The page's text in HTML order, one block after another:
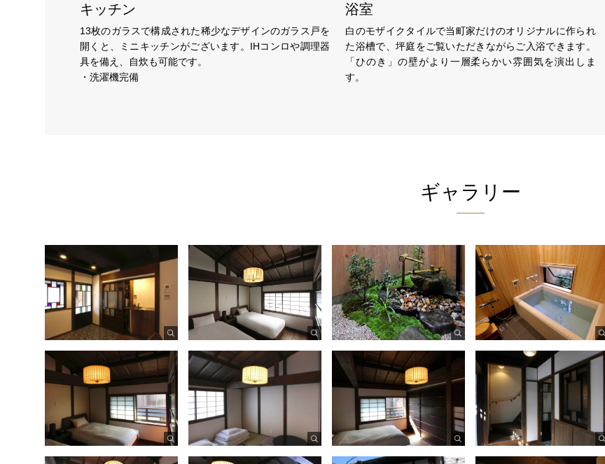
キッチン
13枚のガラスで構成された稀少なデザインのガラス戸を
開くと、ミニキッチンがございます。IHコンロや調理器
具を備え、自炊も可能です。
・洗濯機完備
浴室
白のモザイクタイルで当町家だけのオリジナルに作られ
た浴槽で、坪庭をご覧いただきながらご入浴できます。
「ひのき」の壁がより一層柔らかい雰囲気を演出しま
す。
ギャラリー